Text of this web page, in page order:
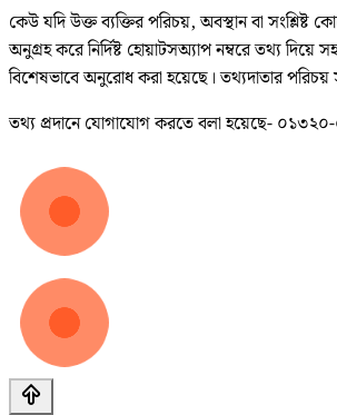
কেউ যদি উক্ত ব্যক্তির পরিচয়, অবস্থান বা সংশ্লিষ্ট
অনুগ্রহ করে নির্দিষ্ট হোয়াটসঅ্যাপ নম্বরে তথ্য দিয়ে
বিশেষভাবে অনুরোধ করা হয়েছে। তথ্যদাতার পরিচয়
তথ্য প্রদানে যোগাযোগ করতে বলা হয়েছে-